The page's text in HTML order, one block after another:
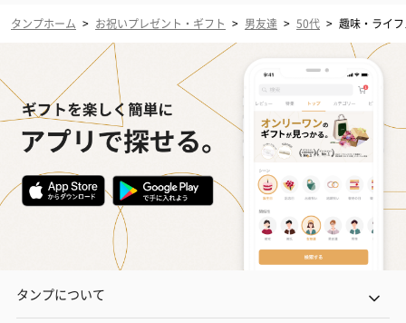
タンプホーム > お祝いプレゼント・ギフト > 男友達 > 50代 > 趣味・ライ
タンプについて